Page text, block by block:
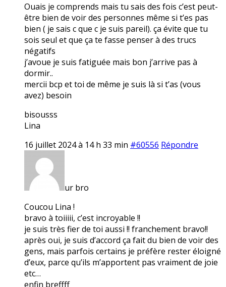
Ouais je comprends mais tu sais des fois c’est peut-
être bien de voir des personnes même si t’es pas
bien ( je sais c que c je suis pareil). ça évite que tu
sois seul et que ça te fasse penser à des trucs
négatifs
j’avoue je suis fatiguée mais bon j’arrive pas à
dormir..
mercii bcp et toi de même je suis là si t’as (vous
avez) besoin
bisousss
Lina
16 juillet 2024 à 14 h 33 min #60556 Répondre
ur bro
Coucou Lina !
bravo à toiiiii, c’est incroyable !!
je suis très fier de toi aussi !! franchement bravo!!
après oui, je suis d’accord ça fait du bien de voir des
gens, mais parfois certains je préfère rester éloigné
d’eux, parce qu’ils m’apportent pas vraiment de joie
etc…
enfin breffff